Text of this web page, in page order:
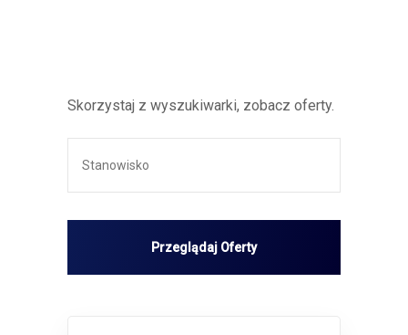
Skorzystaj z wyszukiwarki, zobacz oferty.